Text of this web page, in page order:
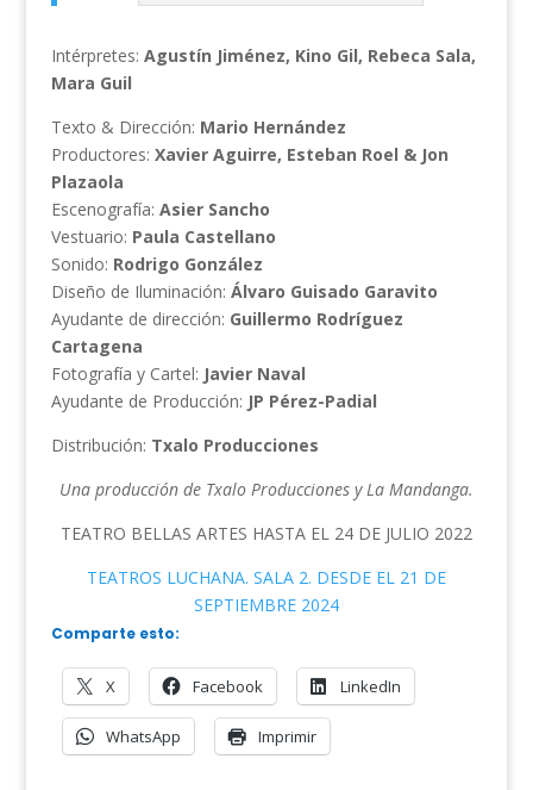
Intérpretes: Agustín Jiménez, Kino Gil, Rebeca Sala,
Mara Guil
Texto & Dirección: Mario Hernández
Productores: Xavier Aguirre, Esteban Roel & Jon
Plazaola
Escenografía: Asier Sancho
Vestuario: Paula Castellano
Sonido: Rodrigo González
Diseño de Iluminación: Álvaro Guisado Garavito
Ayudante de dirección: Guillermo Rodríguez
Cartagena
Fotografía y Cartel: Javier Naval
Ayudante de Producción: JP Pérez-Padial
Distribución: Txalo Producciones
Una producción de Txalo Producciones y La Mandanga.
TEATRO BELLAS ARTES HASTA EL 24 DE JULIO 2022
TEATROS LUCHANA. SALA 2. DESDE EL 21 DE
SEPTIEMBRE 2024
Comparte esto:
X Facebook LinkedIn
WhatsApp Imprimir